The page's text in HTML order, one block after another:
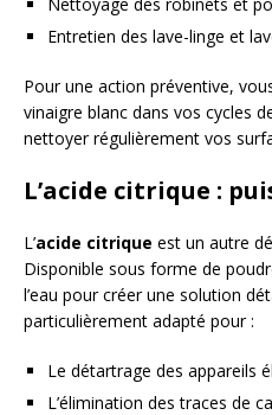
Entretien des lave-linge et
Pour une action préventive,
vinaigre blanc dans vos cycles
nettoyer régulièrement vos
L’acide citrique :
L’acide citrique est un autre
Disponible sous forme de
l’eau pour créer une solution
particulièrement adapté pour :
Le détartrage des appareils
L’élimination des traces de